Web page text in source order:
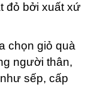
đỏ bởi xuất xứ
chọn giỏ quà
người thân,
sếp, cấp